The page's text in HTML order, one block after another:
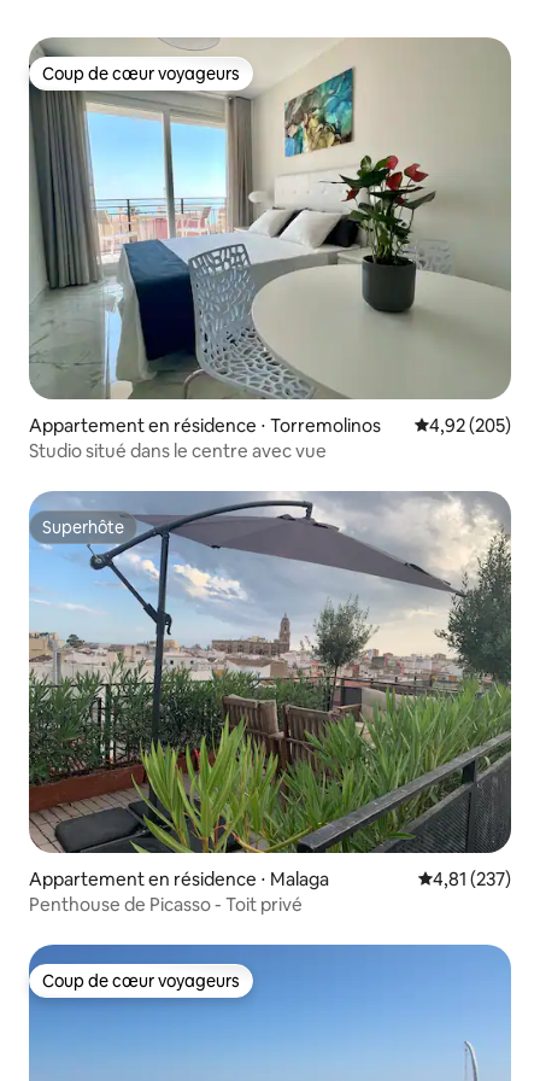
Coup de cœur voyageurs
Coup de cœur voyageurs
Appartement en résidence ⋅ Torremolinos Évaluation
4,92 (205)
Studio situé dans le centre avec vue
Superhôte
Superhôte
Appartement en résidence ⋅ Malaga Évaluation
4,81 (237)
Penthouse de Picasso - Toit privé
Coup de cœur voyageurs
Coup de cœur voyageurs